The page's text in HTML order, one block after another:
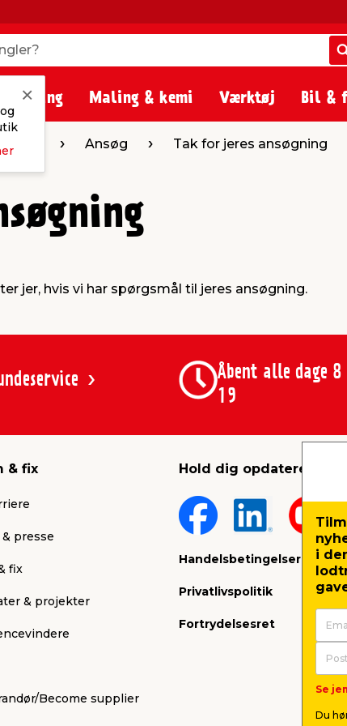
Maling & kemi Værktøj Bil &
Ansøg Tak for jeres ansøgning
jer, hvis vi har spørgsmål til jeres ansøgning.
Åbent alle dage
19
& fix
presse
fix
& projekter
Become supplier
Hold dig opdateret
Handelsbetingelser
Privatlivspolitik
Fortrydelsesret
i
Se
Du